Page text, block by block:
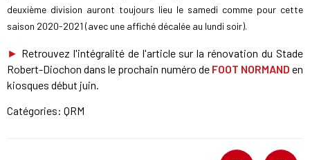
deuxième division auront toujours lieu le samedi comme pour cette
saison 2020-2021 (avec une affiché décalée au lundi soir).
► Retrouvez l'intégralité de l'article sur la rénovation du Stade
Robert-Diochon dans le prochain numéro de FOOT NORMAND en
kiosques début juin.
Catégories: QRM